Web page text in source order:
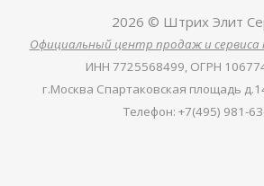
2026 © Штрих Элит
Официальный центр продаж и
ИНН 7725568499, ОГРН
г.Москва Спартаковская площадь
Телефон: +7(495) 981-